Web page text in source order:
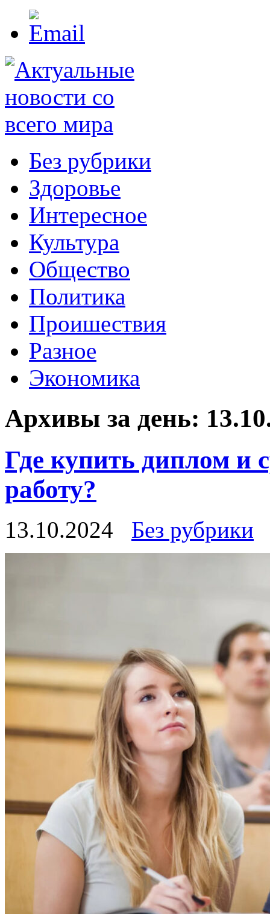
Без рубрики
Здоровье
Интересное
Культура
Общество
Политика
Проишествия
Разное
Экономика
Архивы за день:
Где купить диплом и
работу?
13.10.2024 Без рубрики